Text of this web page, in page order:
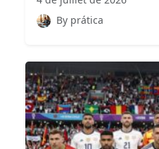
By prática